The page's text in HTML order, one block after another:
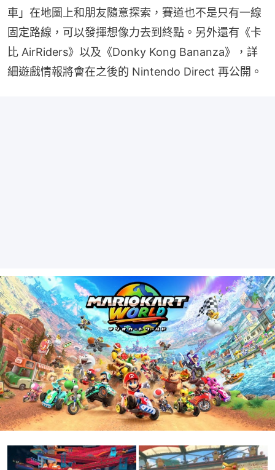
車」在地圖上和朋友隨意探索，賽道也不是只有一線
固定路線，可以發揮想像力去到終點。另外還有《卡
比 AirRiders》以及《Donky Kong Bananza》，詳
細遊戲情報將會在之後的 Nintendo Direct 再公開。